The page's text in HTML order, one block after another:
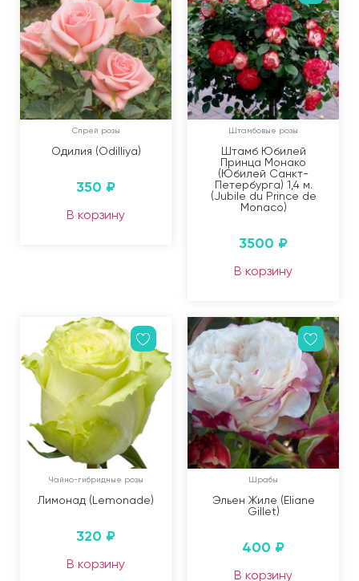
Спрей розы
Одилия (Odilliya)
350 ₽
В корзину
Штамбовые розы
Штамб Юбилей
Принца Монако
(Юбилей Санкт-
Петербурга) 1,4 м.
(Jubile du Prince de
Monaco)
3500 ₽
В корзину
Чайно-гибридные розы
Лимонад (Lemonade)
320 ₽
В корзину
Шрабы
Эльен Жиле (Eliane
Gillet)
400 ₽
В корзину